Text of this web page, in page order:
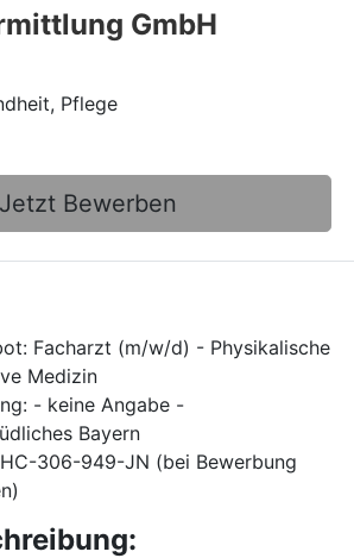
GmbH
Pflege
Jetzt Bewerben
Facharzt (m/w/d) - Physikalische
Medizin
- keine Angabe -
Bayern
306-949-JN (bei Bewerbung